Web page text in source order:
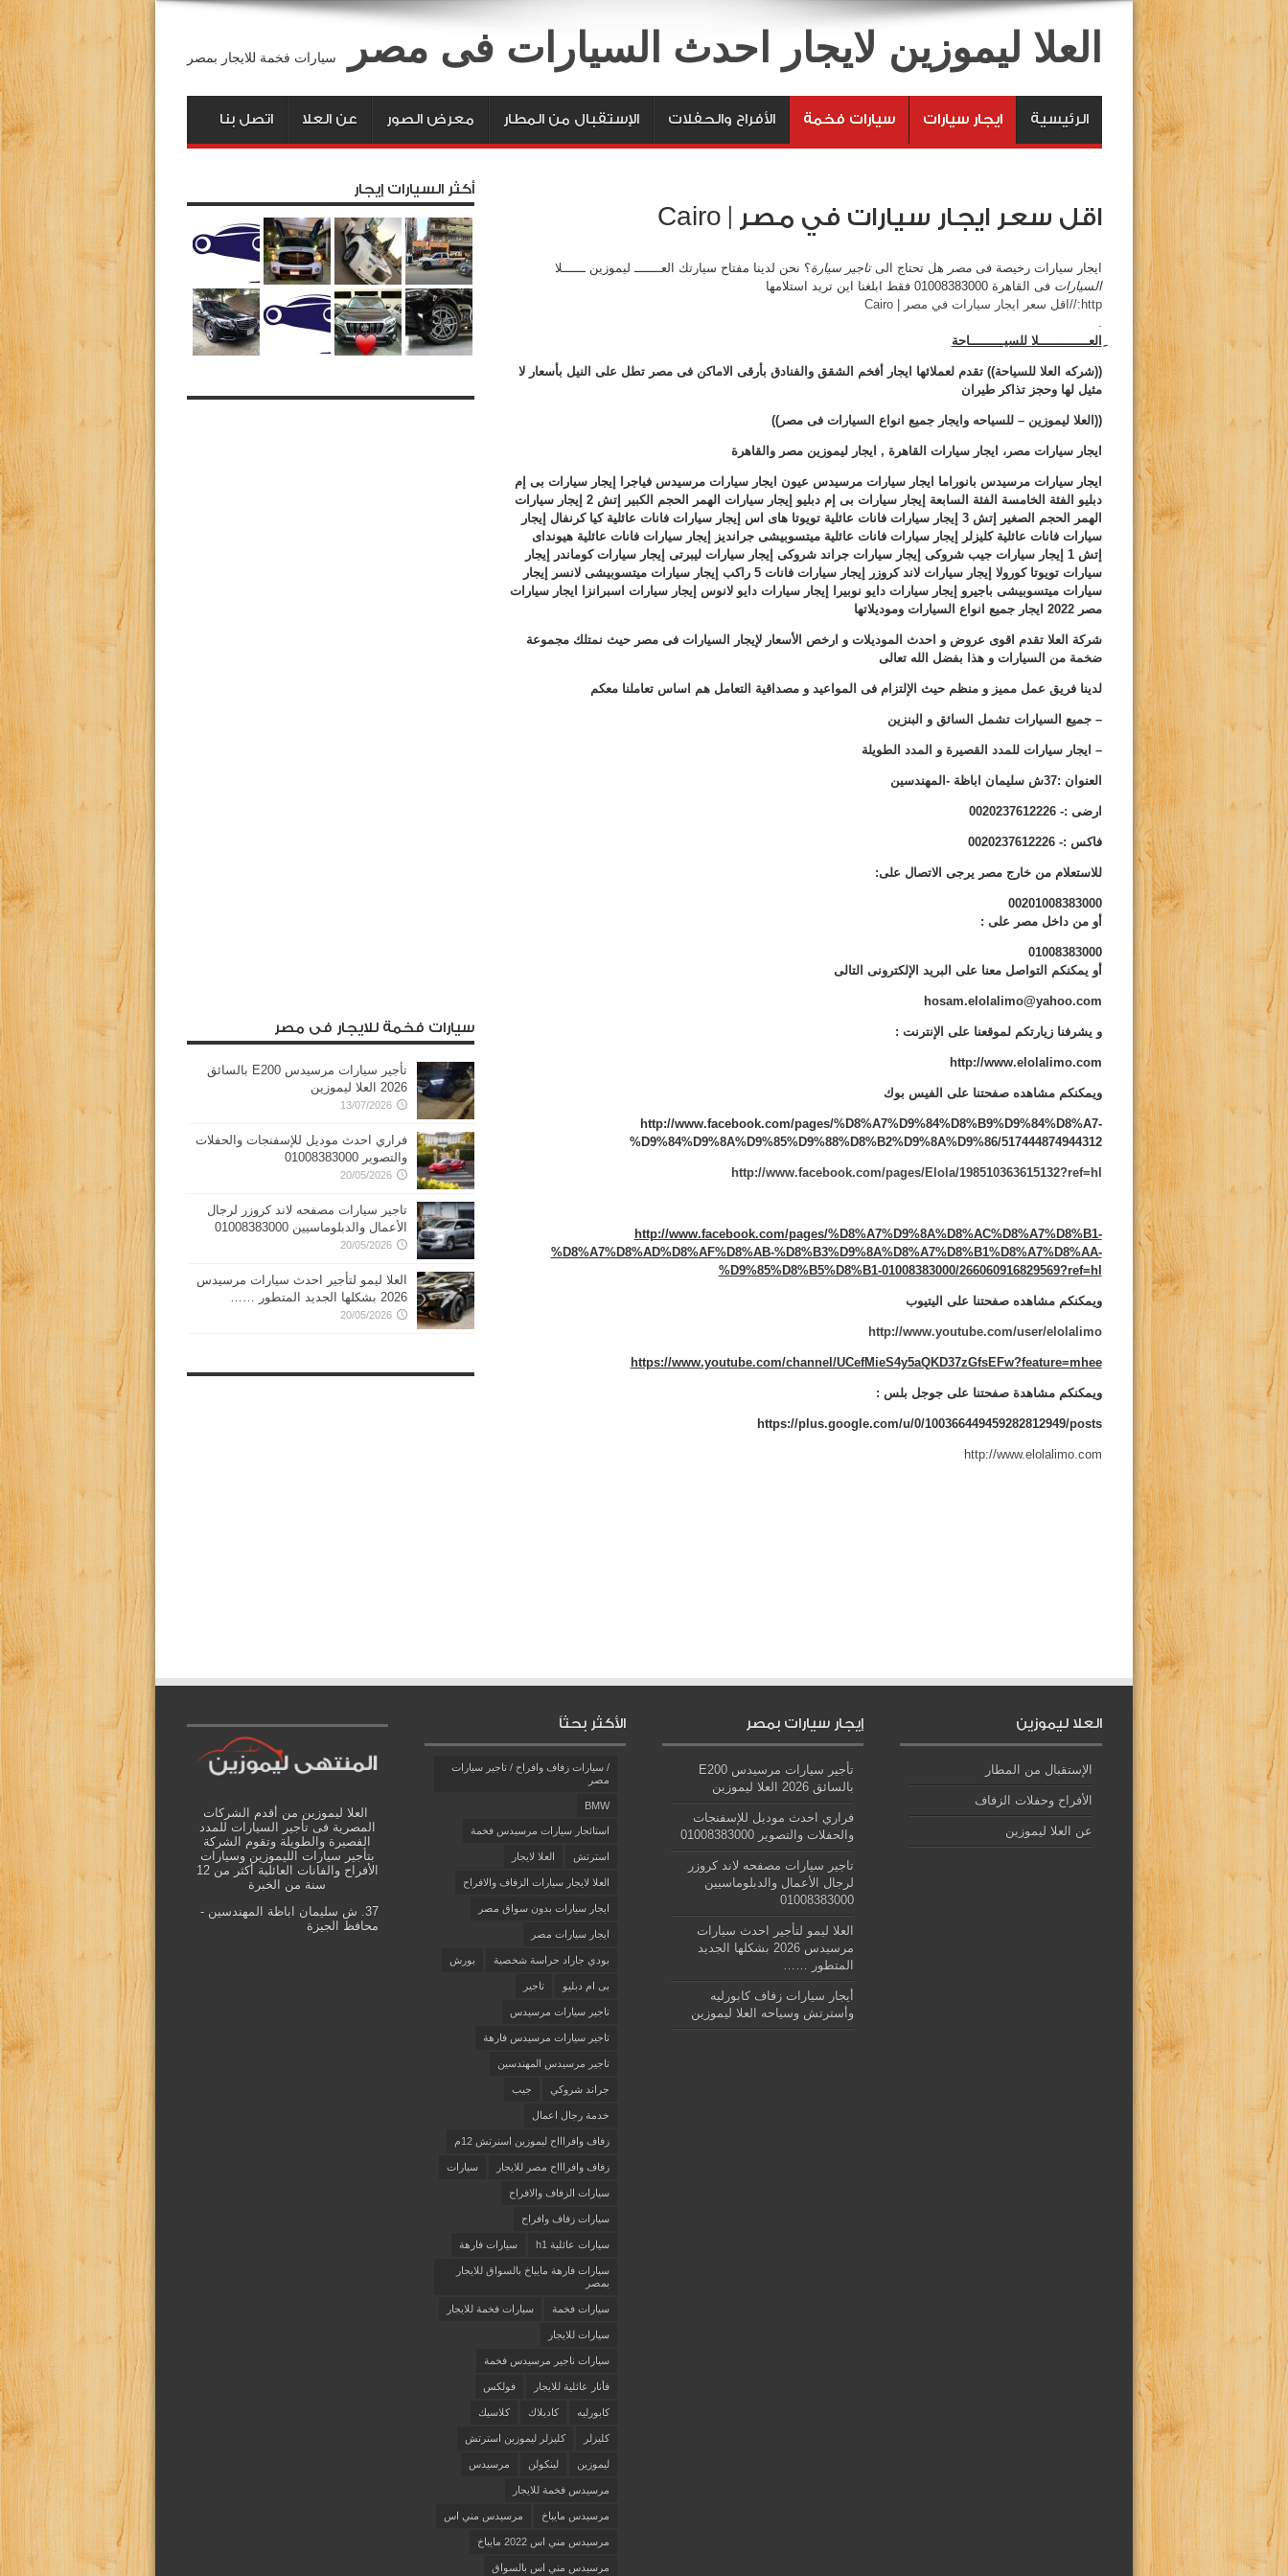
العلا ليموزين لايجار احدث السيارات فى مصر سيارات فخمة للايجار بمصر
الرئيسية ايجار سيارات سيارات فخمة الأفراح والحفلات الإستقبال من المطار معرض الصور عن العلا اتصل بنا
اقل سعر ايجار سيارات في مصر | Cairo
ايجار سيارات رخيصة فىمصر هل تحتاج الىتاجير سيارة؟ نحن لدينا مفتاح سيارتك العـــــــ ليموزين ــــــلا
السيارات فى القاهرة 01008383000 فقط ابلغنا اين تريد استلامها
http://اقل سعر ايجار سيارات في مصر | Cairo
.
ِالعـــــــــــــلا للسيـــــــــاحة
((شركه العلا للسياحة)) تقدم لعملائها ايجار أفخم الشقق والفنادق بأرقى الاماكن فى مصر تطل على النيل بأسعار لا
مثيل لها وحجز تذاكر طيران
(( العلا ليموزين– للسياحه وايجار جميع انواع السيارات فى مصر))
ايجار سيارات مصر، ايجار سيارات القاهرة , ايجار ليموزين مصر والقاهرة
ايجار سيارات مرسيدس بانوراما ايجار سيارات مرسيدس عيون ايجار سيارات مرسيدس فياجرا إيجار سيارات بى إم
دبليو الفئة الخامسة الفئة السابعة إيجار سيارات بى إم دبليو إيجار سيارات الهمر الحجم الكبير إتش 2
إيجار سيارات
الهمر الحجم الصغير إتش 3 إيجار سيارات فانات عائلية تويوتا هاى اس إيجار سيارات فانات عائلية كيا كرنفال إيجار
سيارات فانات عائلية كليزلر إيجار سيارات فانات عائلية ميتسوبيشى جرانديز إيجار سيارات فانات عائلية هيونداى
إتش 1 إيجار سيارات جيب شروكى إيجار سيارات جراند شروكى إيجار سيارات ليبرتى إيجار سيارات كوماندر إيجار
سيارات تويوتا كورولا إيجار سيارات لاند كروزر إيجار سيارات فانات 5
راكب إيجار سيارات ميتسوبيشى لانسر إيجار
سيارات ميتسوبيشى باجيرو إيجار سيارات دايو نوبيرا إيجار سيارات دايو لانوس إيجار سيارات اسبرانزا ايجار سيارات
مصر 2022 ايجار جميع انواع السيارات وموديلاتها
شركة العلا تقدم اقوى عروض و احدث الموديلات و ارخص الأسعار لإيجار السيارات فى مصر حيث نمتلك مجموعة
ضخمة من السيارات و هذا بفضل الله تعالى
لدينا فريق عمل مميز و منظم حيث الإلتزام فى المواعيد و مصداقية التعامل هم اساس تعاملنا معكم
– جميع السيارات تشمل السائق و البنزين
– ايجار سيارات للمدد القصيرة و المدد الطويلة
العنوان :37ش سليمان اباظة -المهندسين
ارضى :- 0020237612226
فاكس :- 0020237612226
للاستعلام من خارج مصر يرجى الاتصال على:
00201008383000
أو من داخل مصر على :
01008383000
أو يمكنكم التواصل معنا على البريد الإلكترونى التالى
hosam.elolalimo@yahoo.com
و يشرفنا زيارتكم لموقعنا على الإنترنت :
http://www.elolalimo.com
ويمكنكم مشاهده صفحتنا على الفيس بوك
http://www.facebook.com/pages/%D8%A7%D9%84%D8%B9%D9%84%D8%A7-
%D9%84%D9%8A%D9%85%D9%88%D8%B2%D9%8A%D9%86/517444874944312
http://www.facebook.com/pages/Elola/198510363615132?ref=hl
http://www.facebook.com/pages/%D8%A7%D9%8A%D8%AC%D8%A7%D8%B1-
%D8%A7%D8%AD%D8%AF%D8%AB-%D8%B3%D9%8A%D8%A7%D8%B1%D8%A7%D8%AA-
%D9%85%D8%B5%D8%B1-01008383000/266060916829569?ref=hl
ويمكنكم مشاهده صفحتنا على اليتيوب
http://www.youtube.com/user/elolalimo
https://www.youtube.com/channel/UCefMieS4y5aQKD37zGfsEFw?feature=mhee
ويمكنكم مشاهدة صفحتنا على جوجل بلس :
https://plus.google.com/u/0/100366449459282812949/posts
http://www.elolalimo.com
أكثر السيارات إيجار
سيارات فخمة للايجار فى مصر
تأجير سيارات مرسيدس E200 بالسائق
2026 العلا ليموزين
13/07/2026
فراري احدث موديل للإسفنجات والحفلات
والتصوير 01008383000
20/05/2026
تاجير سيارات مصفحه لاند كروزر لرجال
الأعمال والدبلوماسيين 01008383000
20/05/2026
العلا ليمو لتأجير احدث سيارات مرسيدس
2026 بشكلها الجديد المتطور ……
20/05/2026
العلا ليموزين
الإستقبال من المطار
الأفراح وحفلات الزفاف
عن العلا ليموزين
إيجار سيارات بمصر
تأجير سيارات مرسيدس E200
بالسائق 2026 العلا ليموزين
فراري احدث موديل للإسفنجات
والحفلات والتصوير 01008383000
تاجير سيارات مصفحه لاند كروزر
لرجال الأعمال والدبلوماسيين
01008383000
العلا ليمو لتأجير احدث سيارات
مرسيدس 2026 بشكلها الجديد
المتطور ……
أيجار سيارات زفاف كابورليه
وأسترتش وسياحه العلا ليموزين
الأكثر بحثاً
/ سيارات زفاف وافراح / تاجير سيارات
مصر
BMW
استائجار سيارات مرسيدس فخمة
استرتش العلا لايجار
العلا لايجار سيارات الزفاف والافراح
ايجار سيارات بدون سواق مصر
ايجار سيارات مصر
بودي جاراد حراسة شخصية بورش
بى ام دبليو تاجير
تاجير سيارات مرسيدس
تاجير سيارات مرسيدس فارهة
تاجير مرسيدس المهندسين
جراند شروكي جيب
خدمة رجال اعمال
زفاف وافراااح ليموزين اسنرتش 12م
زفاف وافراااح مصر للايجار سيارات
سيارات الزفاف والافراح
سيارات زفاف وافراح
سيارات عائلية h1 سيارات فارهة
سيارات فارهة مايباخ بالسواق للايجار
بمصر
سيارات فخمة سيارات فخمة للايجار
سيارات للايجار
سيارات ناجير مرسيدس فخمة
فأنار عائلية للايجار فولكس
كابورليه كاديلاك كلاسيك
كليزلر كليزلر ليموزين استرتش
ليموزين لينكولن مرسيدس
مرسيدس فخمة للايجار
مرسيدس مايباخ مرسيدس مني اس
مرسيدس مني اس 2022 مايباخ
مرسيدس مني اس بالسواق
العلا ليموزين من أقدم الشركات
المصرية فى تأجير السيارات للمدد
الفصيرة والطويلة وتقوم الشركة
بتأجير سيارات الليموزين وسيارات
الأفراح والفانات العائلية أكثر من 12
سنة من الخبرة
37. ش سليمان اباظة المهندسين -
محافظ الجيزة